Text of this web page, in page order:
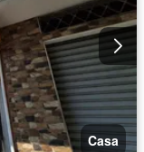
Casa